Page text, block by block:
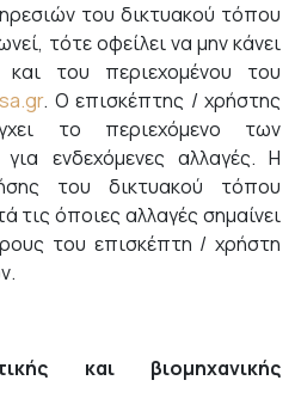
του δικτυακού τόπου
τότε οφείλει να μην κάνει
του περιεχομένου του
. Ο επισκέπτης / χρήστης
το περιεχόμενο των
για ενδεχόμενες αλλαγές. Η
του δικτυακού τόπου
τις όποιες αλλαγές σημαίνει
του επισκέπτη / χρήστη
και βιομηχανικής